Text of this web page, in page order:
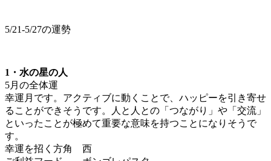
5/21-5/27の運勢
1・水の星の人
5月の全体運
幸運月です。アクティブに動くことで、ハッピーを引き寄せ
ることができそうです。人と人との「つながり」や「交流」
といったことが極めて重要な意味を持つことになりそうで
す。
幸運を招く方角 西